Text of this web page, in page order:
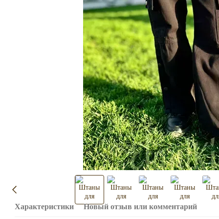
Характеристики Новый отзыв или комментарий